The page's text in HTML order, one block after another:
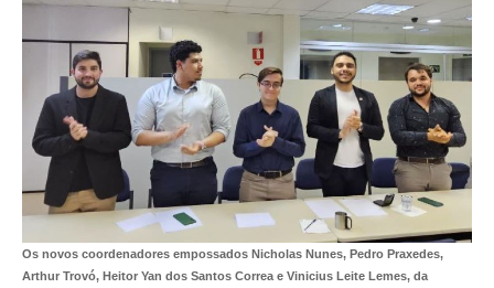
Os novos coordenadores empossados Nicholas Nunes, Pedro Praxedes,
Arthur Trovó, Heitor Yan dos Santos Correa e Vinicius Leite Lemes, da